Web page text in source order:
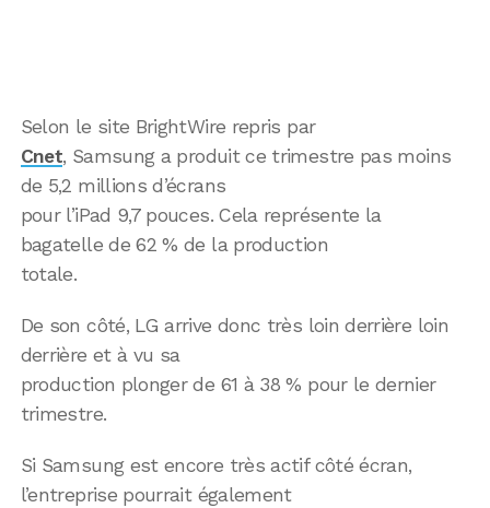
Selon le site BrightWire repris par
Cnet, Samsung a produit ce trimestre pas moins
de 5,2 millions d’écrans
pour l’iPad 9,7 pouces. Cela représente la
bagatelle de 62 % de la production
totale.
De son côté, LG arrive donc très loin derrière loin
derrière et à vu sa
production plonger de 61 à 38 % pour le dernier
trimestre.
Si Samsung est encore très actif côté écran,
l’entreprise pourrait également